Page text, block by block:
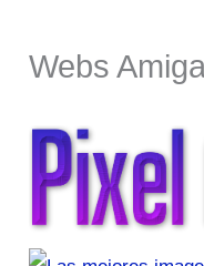
Webs